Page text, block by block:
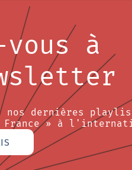
vous à
nos dernières
» à